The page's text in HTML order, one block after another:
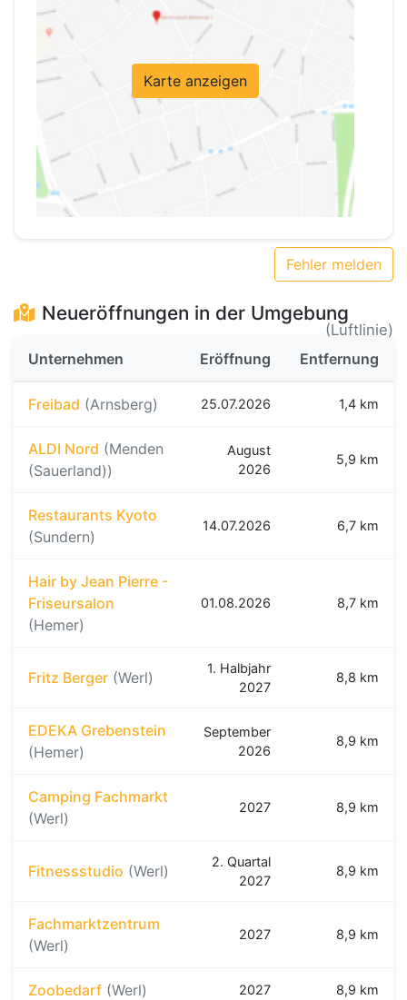
Karte anzeigen
Fehler melden
Neueröffnungen in der Umgebung
(Luftlinie)
Unternehmen
Eröffnung Entfernung
Freibad (Arnsberg) 25.07.2026 1,4 km
ALDI Nord (Menden
(Sauerland))
August
2026
5,9 km
Restaurants Kyoto
(Sundern)
14.07.2026 6,7 km
Hair by Jean Pierre -
Friseursalon
(Hemer)
01.08.2026 8,7 km
Fritz Berger (Werl)
1. Halbjahr
2027
8,8 km
EDEKA Grebenstein
(Hemer)
September
2026
8,9 km
Camping Fachmarkt
(Werl)
2027 8,9 km
Fitnessstudio (Werl)
2. Quartal
2027
8,9 km
Fachmarktzentrum
(Werl)
2027 8,9 km
Zoobedarf (Werl) 2027 8,9 km